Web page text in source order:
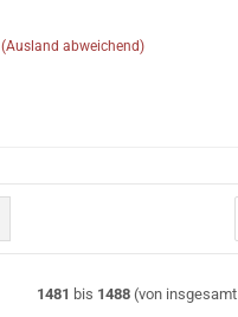
(Ausland abweichend)
1481 bis 1488(von insgesamt